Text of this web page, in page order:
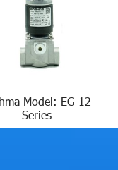
Model: EG 12
Series